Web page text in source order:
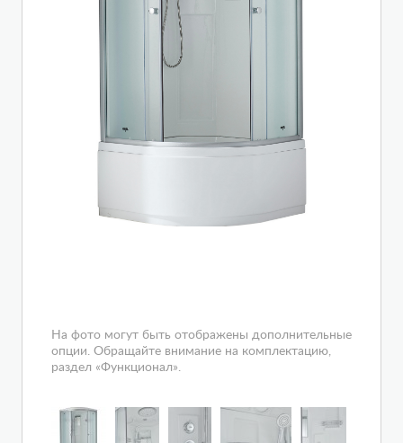
На фото могут быть отображены дополнительные
опции. Обращайте внимание на комплектацию,
раздел «Функционал».